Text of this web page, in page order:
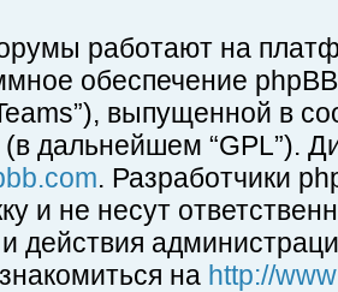
работают на
обеспечение
выпущенной в
(в дальнейшем “GPL”).
. Разработчики
и не несут
действия
на http://